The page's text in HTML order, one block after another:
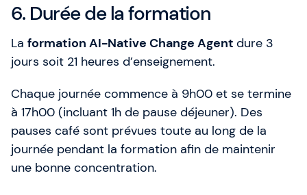
6. Durée de la formation
La formation AI-Native Change Agent dure 3
jours soit 21 heures d’enseignement.
Chaque journée commence à 9h00 et se termine
à 17h00 (incluant 1h de pause déjeuner). Des
pauses café sont prévues toute au long de la
journée pendant la formation afin de maintenir
une bonne concentration.